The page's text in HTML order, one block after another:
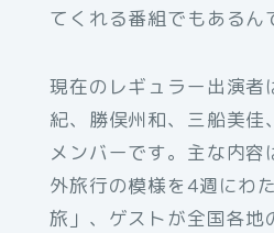
てくれる番組でもあるん
現在のレギュラー出演者
紀、勝俣州和、三船美佳
メンバーです。主な内
外旅行の模様を4週にわ
旅」、ゲストが全国各地